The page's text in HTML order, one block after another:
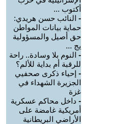
أكتوب ...
- النائب حسن هريدي:
حماية بيانات المواطن
حق أصيل والمسؤولية
يج ...
- النوم بلا وسادة.. راحة
للرقبة أم بداية للألم؟
- إحياء ذكرى صحفيي
الجزيرة الشهداء في
غزة
- داخل محاكم عسكرية
أمريكية غامضة على
الأراضي البريطانية